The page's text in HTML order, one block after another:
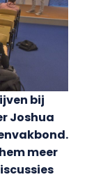
bij
Joshua
meer